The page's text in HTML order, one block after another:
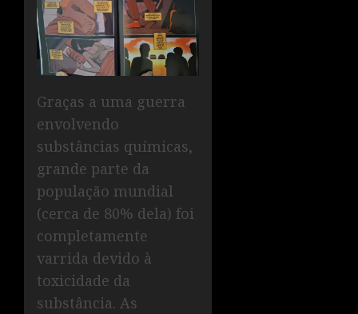
Graças a uma guerra
envolvendo
substâncias químicas,
grande parte da
população mundial
(cerca de 80% dela) foi
completamente
varrida devido à
toxicidade da
substância. As